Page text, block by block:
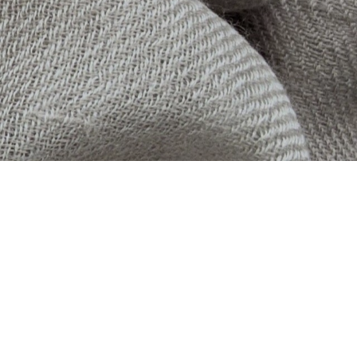
अप
करें
(ईएससी)"